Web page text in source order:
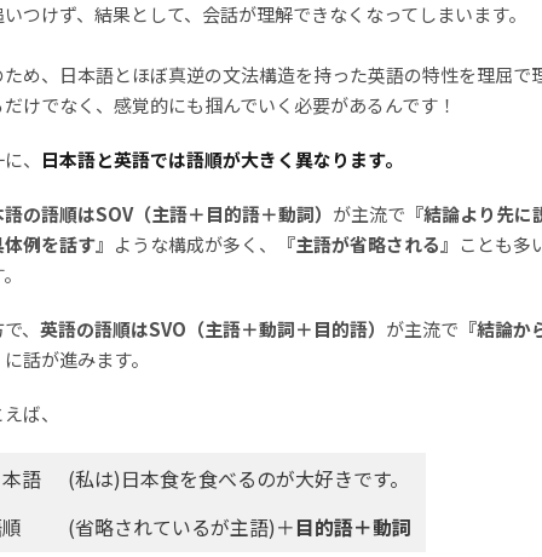
つけず、結果として、会話が理解できなくなってしまいます。
ため、日本語とほぼ真逆の文法構造を持った英語の特性を理屈で
けでなく、感覚的にも掴んでいく必要があるんです！
、 日本語と英語では語順が大きく異なります。
の語順はSOV（主語＋目的語＋動詞） が主流で 『結論より先に
例を話す』 ような構成が多く、 『主語が省略される』 ことも多
、 英語の語順はSVO（主語＋動詞＋目的語） が主流で 『結論か
に話が進みます。
ば、
語
(私は)日本食を食べるのが大好きです。
(省略されているが主語)＋目的語＋動詞